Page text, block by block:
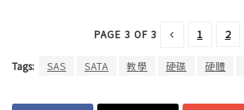
PAGE 3 OF 3 1 2
Tags: SAS SATA 教學 硬碟 硬體